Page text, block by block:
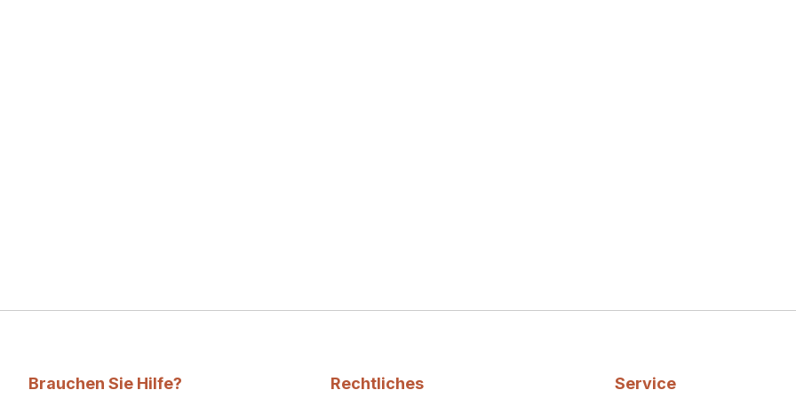
Brauchen Sie Hilfe? Rechtliches Service